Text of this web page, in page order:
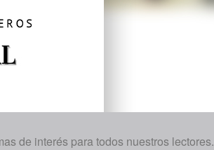
de interés para todos nuestros lectores.